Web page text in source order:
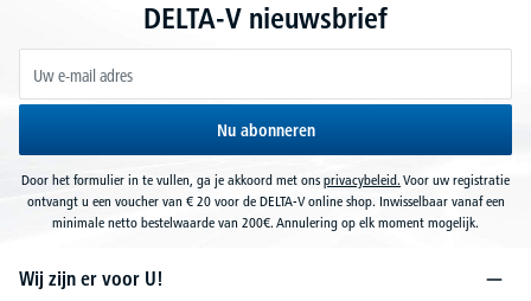
DELTA-V nieuwsbrief
Nu abonneren
Door het formulier in te vullen, ga je akkoord met ons privacybeleid. Voor uw registratie
ontvangt u een voucher van € 20 voor de DELTA-V online shop. Inwisselbaar vanaf een
minimale netto bestelwaarde van 200€. Annulering op elk moment mogelijk.
Wij zijn er voor U!